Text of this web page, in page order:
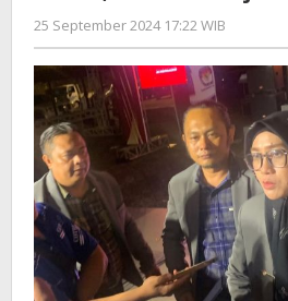
KPU
Tidak
Benar,
Kami
Bekerja
Sesuai
Prosedur
25 September 2024 17:22 WIB
Gagah